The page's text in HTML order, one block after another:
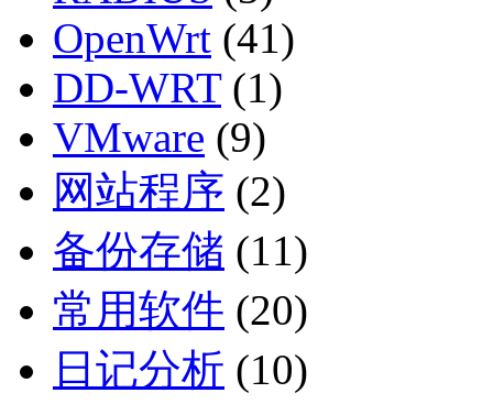
OpenWrt (41)
DD-WRT(1)
VMware (9)
网站程序 (2)
备份存储 (11)
常用软件 (20)
日记分析 (10)